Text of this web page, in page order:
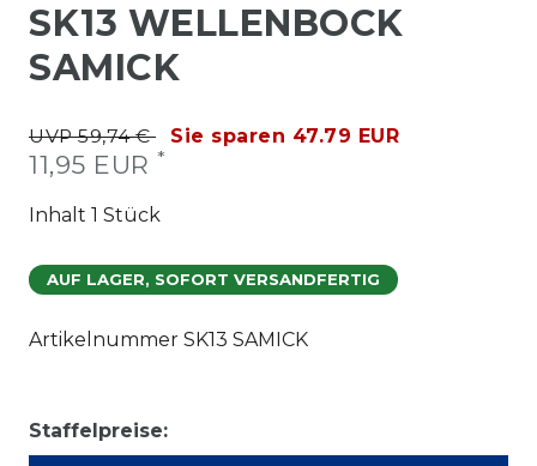
SK13 WELLENBOCK
SAMICK
UVP 59,74 € Sie sparen 47.79 EUR
11,95 EUR *
Inhalt 1 Stück
AUF LAGER, SOFORT VERSANDFERTIG
Artikelnummer SK13 SAMICK
Staffelpreise: